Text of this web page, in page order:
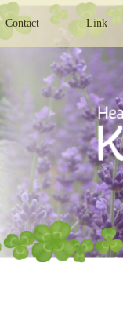
Contact Link